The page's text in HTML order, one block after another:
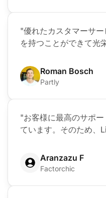
"優れたカスタマーサ
を持つことができて光
Roman Bosch
Partly
"お客様に最高のサポ
ています。そのため、
Aranzazu F
Factorchic